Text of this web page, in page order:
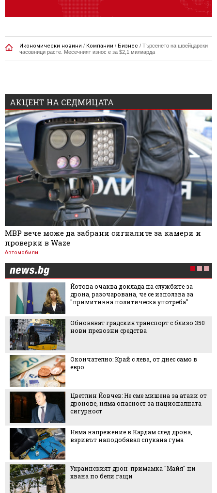
Икономически новини / Компании / Бизнес / Търсенето на швейцарски
часовници расте. Месечният износ е за $2,1 милиарда
АКЦЕНТ НА СЕДМИЦАТА
МВР вече може да забрани сигналите за камери и
проверки в Waze
Автомобили
Йотова очаква доклада на службите за
дрона, разочарована, че се използва за
"примитивна политическа употреба"
Обновяват градския транспорт с близо 350
нови превозни средства
Окончателно: Край с лева, от днес само в
евро
Цветлин Йовчев: Не сме мишена за атаки от
дронове, няма опасност за националната
сигурност
Няма напрежение в Кардам след дрона,
взривът наподобявал спукана гума
Украинският дрон-примамка "Майя" ни
хвана по бели гащи